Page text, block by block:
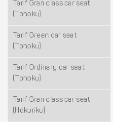
Tarif Gran class car seat
(Tohoku)
Tarif Green car seat
(Tohoku)
Tarif Ordinary car seat
(Tohoku)
Tarif Gran class car seat
(Hokuriku)